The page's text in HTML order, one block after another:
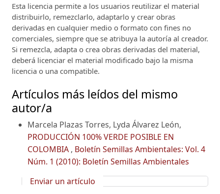
Esta licencia permite a los usuarios reutilizar el material
distribuirlo, remezclarlo, adaptarlo y crear obras
derivadas en cualquier medio o formato con fines no
comerciales, siempre que se atribuya la autoría al creador.
Si remezcla, adapta o crea obras derivadas del material,
deberá licenciar el material modificado bajo la misma
licencia o una compatible.
Artículos más leídos del mismo
autor/a
Marcela Plazas Torres, Lyda Álvarez León,
PRODUCCIÓN 100% VERDE POSIBLE EN
COLOMBIA , Boletín Semillas Ambientales: Vol. 4
Núm. 1 (2010): Boletín Semillas Ambientales
Enviar un artículo